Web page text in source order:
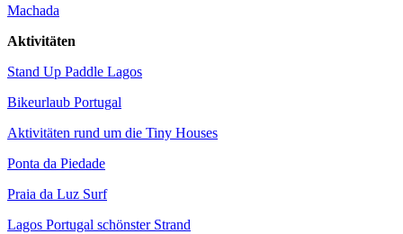
Machada
Aktivitäten
Stand Up Paddle Lagos
Bikeurlaub Portugal
Aktivitäten rund um die Tiny Houses
Ponta da Piedade
Praia da Luz Surf
Lagos Portugal schönster Strand